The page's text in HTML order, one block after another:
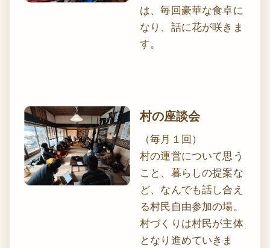
は、毎回豪華な食卓に
なり、話に花が咲きま
す。
村の座談会
（毎月１回）
村の運営について思う
こと、暮らしの提案な
ど、なんでも話し合え
る村民自由参加の場。
村づくりは村民が主体
となり進めていきま